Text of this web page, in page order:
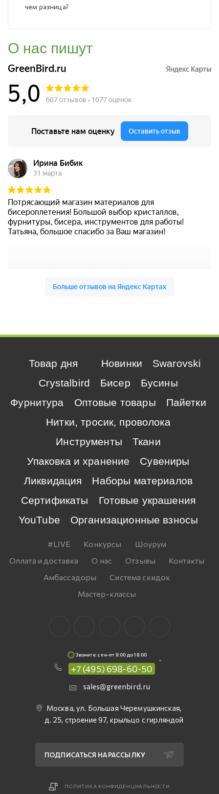
чем разница?
О нас пишут
Товар дня Новинки
Swarovski
Crystalbird
Бисер
Бусины
Фурнитура
Оптовые товары
Пайетки
Нитки, тросик, проволока
Инструменты
Ткани
Упаковка и хранение
Сувениры
Ликвидация
Наборы материалов
Сертификаты
Готовые украшения
YouTube
Организационные взносы
#LIVE Конкурсы
Шоурум
Оплата и доставка
О нас Отзывы
Контакты
Амбассадоры
Система скидок
Мастер-классы
Звоните: c пн-пт 9:00 до 18:00
+7 (495) 698-60-50
sales@greenbird.ru
Москва, ул. Большая Черемушкинская,
д. 25, строение 97, крыльцо с гирляндой
ПОДПИСАТЬСЯ НА РАССЫЛКУ
ПОЛИТИКА КОНФИДЕНЦИАЛЬНОСТИ